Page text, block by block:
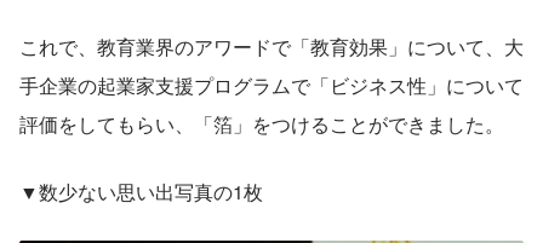
これで、教育業界のアワードで「教育効果」について、大
手企業の起業家支援プログラムで「ビジネス性」について
評価をしてもらい、「箔」をつけることができました。
▼数少ない思い出写真の1枚